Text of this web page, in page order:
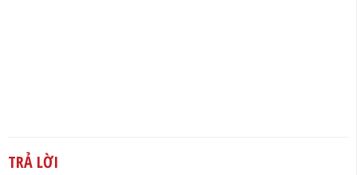
TRẢ LỜI